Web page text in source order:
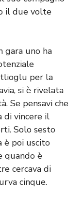
il due volte
gara uno ha
per la
si è rivelata
Se pensavi che
di vincere il
Solo sesto
è poi uscito
quando è
cercava di
cinque.